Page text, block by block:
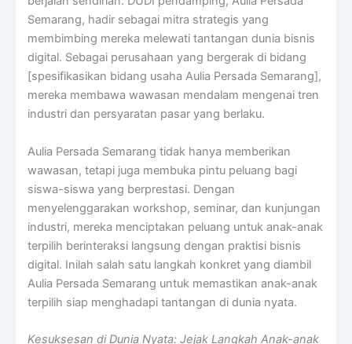
Semarang, hadir sebagai mitra strategis yang
membimbing mereka melewati tantangan dunia bisnis
digital. Sebagai perusahaan yang bergerak di bidang
[spesifikasikan bidang usaha Aulia Persada Semarang],
mereka membawa wawasan mendalam mengenai tren
industri dan persyaratan pasar yang berlaku.
Aulia Persada Semarang tidak hanya memberikan
wawasan, tetapi juga membuka pintu peluang bagi
siswa-siswa yang berprestasi. Dengan
menyelenggarakan workshop, seminar, dan kunjungan
industri, mereka menciptakan peluang untuk anak-anak
terpilih berinteraksi langsung dengan praktisi bisnis
digital. Inilah salah satu langkah konkret yang diambil
Aulia Persada Semarang untuk memastikan anak-anak
terpilih siap menghadapi tantangan di dunia nyata.
Kesuksesan di Dunia Nyata: Jejak Langkah Anak-anak